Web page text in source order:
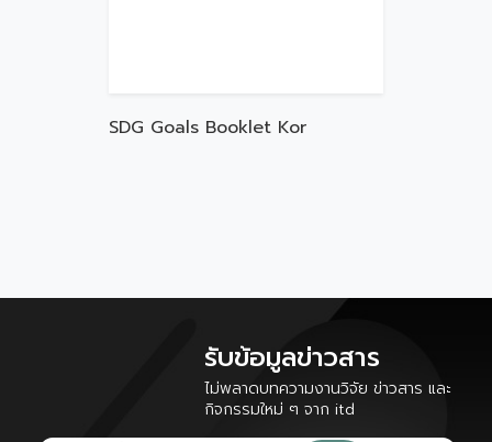
SDG Goals Booklet Kor
รับข้อมูลข่าวสาร
ไม่พลาดบทความงานวิจัย ข่าวสาร และ
กิจกรรมใหม่ ๆ จาก itd